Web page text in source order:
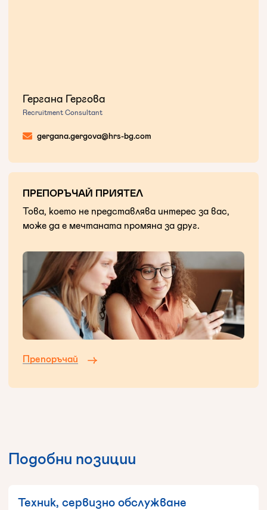
Гергана Гергова
Recruitment Consultant
gergana.gergova@hrs-bg.com
ПРЕПОРЪЧАЙ ПРИЯТЕЛ
Това, което не представлява интерес за вас,
може да е мечтаната промяна за друг.
Препоръчай
Подобни позиции
Техник, сервизно обслужване